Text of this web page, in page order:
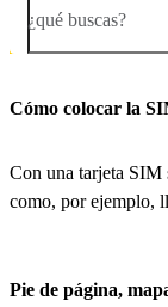
¿qué buscas?
Cómo colocar la
Con una tarjeta SIM
como, por ejemplo,
Pie de página,